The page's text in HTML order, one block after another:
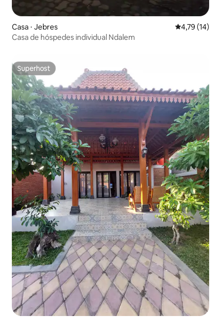
Casa ⋅ Jebres 4,79 de uma
4,79 (14)
Casa de hóspedes individual Ndalem
Superhost
Superhost